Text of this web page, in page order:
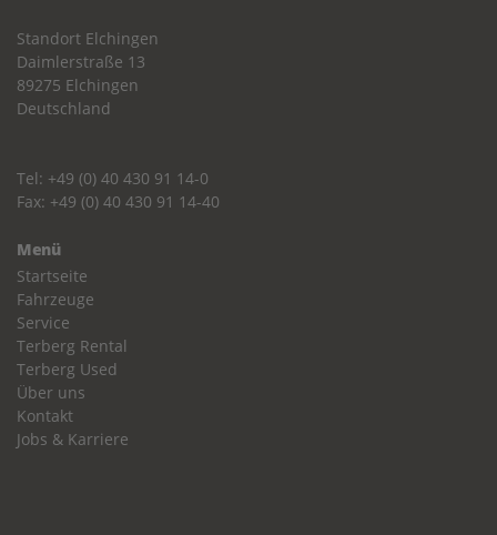
Standort Elchingen
Daimlerstraße 13
89275 Elchingen
Deutschland
Tel: +49 (0) 40 430 91 14-0
Fax: +49 (0) 40 430 91 14-40
Menü
Startseite
Fahrzeuge
Service
Terberg Rental
Terberg Used
Über uns
Kontakt
Jobs & Karriere